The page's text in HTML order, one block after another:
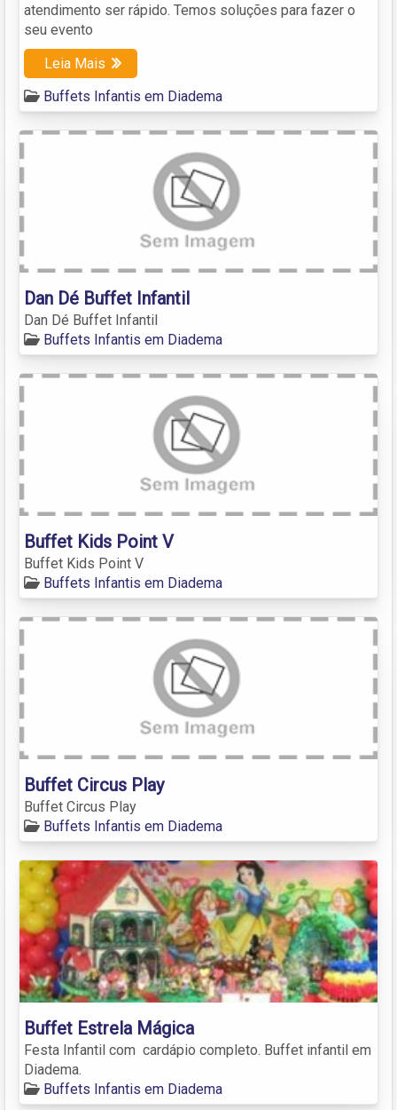
atendimento ser rápido. Temos soluções para fazer o
seu evento
Leia Mais
Buffets Infantis em Diadema
Dan Dé Buffet Infantil
Dan Dé Buffet Infantil
Buffets Infantis em Diadema
Buffet Kids Point V
Buffet Kids Point V
Buffets Infantis em Diadema
Buffet Circus Play
Buffet Circus Play
Buffets Infantis em Diadema
Buffet Estrela Mágica
Festa Infantil com cardápio completo. Buffet infantil em
Diadema.
Buffets Infantis em Diadema